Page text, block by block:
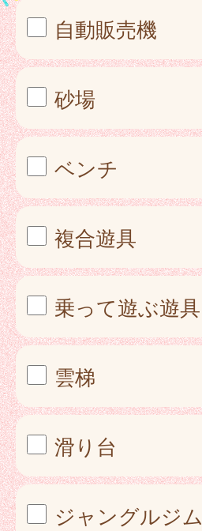
自動販売機
砂場
ベンチ
複合遊具
乗って遊ぶ遊具
雲梯
滑り台
ジャングルジム